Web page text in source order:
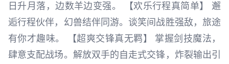
日升月落，边数羊边变强。 【欢乐行程真简单】 邂
逅行程伙伴，幻兽结伴同游。谈笑间战胜强敌，旅途
有你才趣味。 【超爽交锋真无羁】 掌握剑技魔法，
肆意支配战场。解放双手的自走式交锋，炸裂输出引